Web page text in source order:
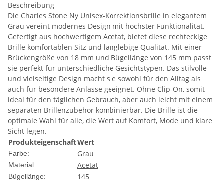
Beschreibung
Die Charles Stone Ny Unisex-Korrektionsbrille in elegantem
Grau vereint modernes Design mit höchster Funktionalität.
Gefertigt aus hochwertigem Acetat, bietet diese rechteckige
Brille komfortablen Sitz und langlebige Qualität. Mit einer
Brückengröße von 18 mm und Bügellänge von 145 mm passt
sie perfekt für unterschiedliche Gesichtstypen. Das stilvolle
und vielseitige Design macht sie sowohl für den Alltag als
auch für besondere Anlässe geeignet. Ohne Clip-On, somit
ideal für den täglichen Gebrauch, aber auch leicht mit einem
separaten Brillenzubehör kombinierbar. Die Brille ist die
optimale Wahl für alle, die Wert auf Komfort, Mode und klare
Sicht legen.
ProdukteigenschaftWert
Farbe: Grau
Material: Acetat
Bügellänge: 145